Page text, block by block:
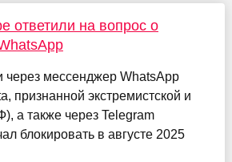
ответили на вопрос о
через мессенджер WhatsApp
признанной экстремистской и
а также через Telegram
блокировать в августе 2025